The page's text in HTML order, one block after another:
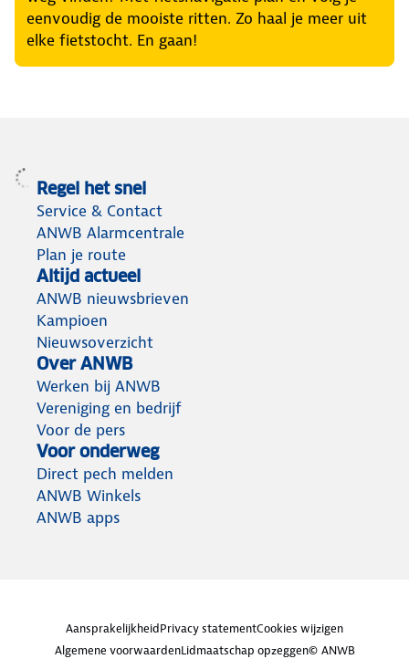
eenvoudig de mooiste ritten. Zo haal je meer uit
elke fietstocht. En gaan!
Regel het snel
Service & Contact
ANWB Alarmcentrale
Plan je route
Altijd actueel
ANWB nieuwsbrieven
Kampioen
Nieuwsoverzicht
Over ANWB
Werken bij ANWB
Vereniging en bedrijf
Voor de pers
Voor onderweg
Direct pech melden
ANWB Winkels
ANWB apps
AansprakelijkheidPrivacy statementCookies wijzigen
Algemene voorwaardenLidmaatschap opzeggen© ANWB